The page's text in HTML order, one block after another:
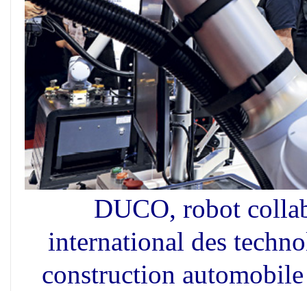
DUCO, robot
international des
construction